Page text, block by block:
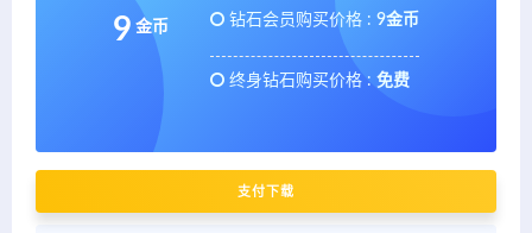
9 金币 钻石会员购买价格 : 9金币
终身钻石购买价格 : 免费
支付下载